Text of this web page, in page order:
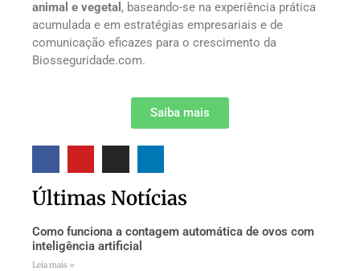
animal e vegetal , baseando-se na experiência prática
acumulada e em estratégias empresariais e de
comunicação eficazes para o crescimento da
Biosseguridade.com.
Saiba mais
Últimas Notícias
Como funciona a contagem automática de ovos com
inteligência artificial
Leia mais »